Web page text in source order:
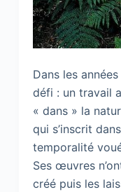
Dans les
défi : un travail
« dans » la
qui s’inscrit
temporalité
Ses œuvres
créé puis les